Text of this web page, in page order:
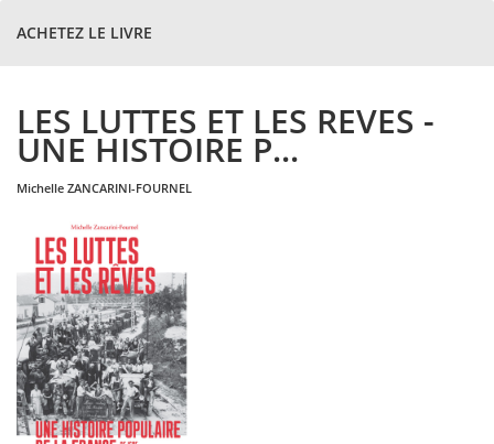
ACHETEZ LE LIVRE
LES LUTTES ET LES REVES -
UNE HISTOIRE P...
michelle ZANCARINI-FOURNEL